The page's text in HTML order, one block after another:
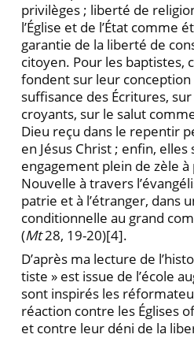
privilèges ; liberté de
l’Église et de l’État comme
garantie de la liberté de
citoyen. Pour les baptistes,
fondent sur leur conception
suffisance des Écritures,
croyants, sur le salut
Dieu reçu dans le repentir
en Jésus Christ ; enfin,
engage­ment plein de zèle
Nou­velle à travers
patrie et à l’étranger, dans
conditionnelle au grand
(Mt28, 19-20)[4].
D’après ma lecture de
tiste » est issue de l’école
sont inspirés les
réaction contre les Églises
et contre leur déni de la